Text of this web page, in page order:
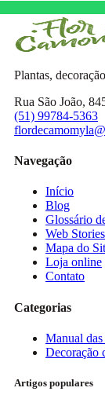
Plantas,
Rua São João,
(51) 99784-5363
Navegação
Início
Blog
Glossário
Web Stories
Mapa do
Loja online
Contato
Categorias
Manual das
Decoração
Artigos populares